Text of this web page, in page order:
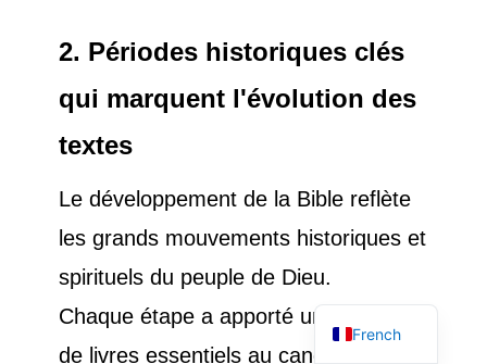
2. Périodes historiques clés
qui marquent l'évolution des
textes
Le développement de la Bible reflète
les grands mouvements historiques et
spirituels du peuple de Dieu.
Chaque étape a apporté un ensemble
de livres essentiels au canon.
French